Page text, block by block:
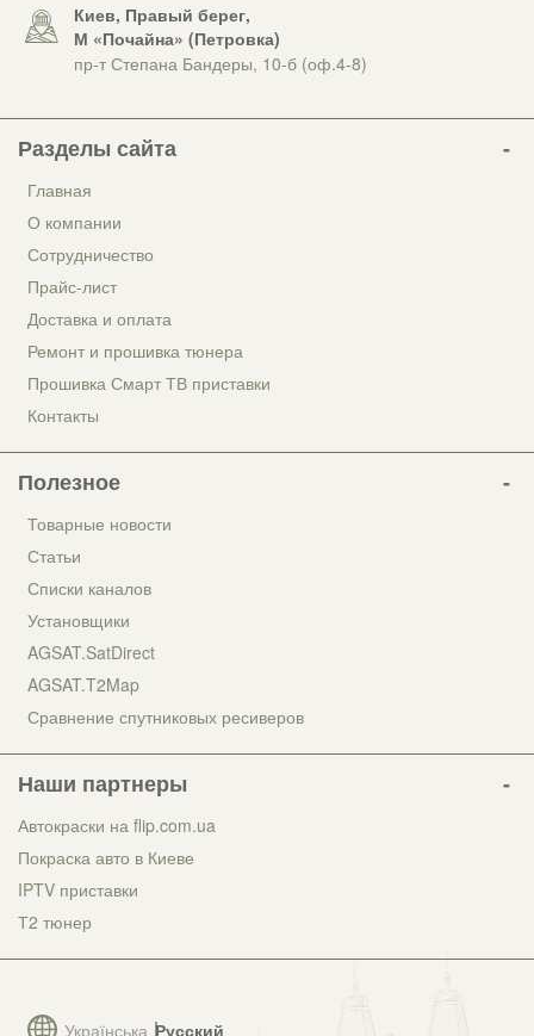
Киев, Правый берег,
М «Почайна» (Петровка)
пр-т Степана Бандеры, 10-б (оф.4-8)
Українська Русский
Разделы сайта
Главная
О компании
Сотрудничество
Прайс-лист
Доставка и оплата
Ремонт и прошивка тюнера
Прошивка Смарт ТВ приставки
Контакты
Полезное
Товарные новости
Статьи
Списки каналов
Установщики
AGSAT.SatDirect
AGSAT.T2Map
Сравнение спутниковых ресиверов
Наши партнеры
Автокраски на flip.com.ua
Покраска авто в Киеве
IPTV приставки
Т2 тюнер